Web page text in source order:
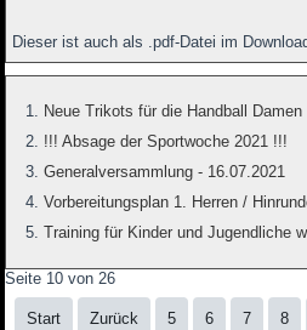
Dieser ist auch als .pdf-Datei im
Neue Trikots für die Handball Damen
!!! Absage der Sportwoche 2021 !!!
Generalversammlung - 16.07.2021
Vorbereitungsplan 1. Herren /
Training für Kinder und Jugendliche
Seite 10 von 26
Start Zurück 5 6 7 8